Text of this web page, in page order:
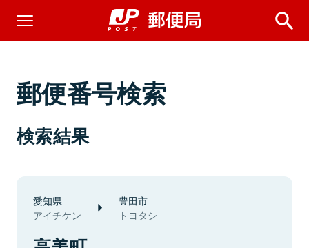
郵便番号検索
検索結果
愛知県
アイチケン
豊田市
トヨタシ